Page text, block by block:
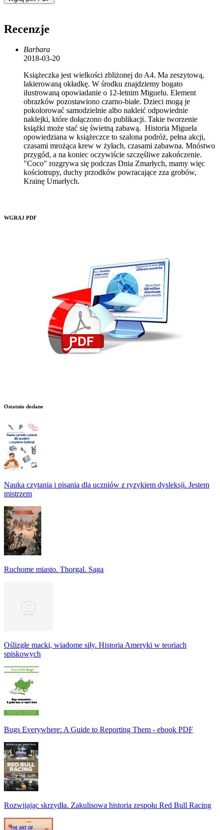
Recenzje
Barbara
2018-03-20
Książeczka jest wielkości zbliżonej do A4. Ma zeszytową,
lakierowaną okładkę. W środku znajdziemy bogato
ilustrowaną opowiadanie o 12-letnim Miguelu. Element
obrazków pozostawiono czarno-białe. Dzieci mogą je
pokolorować samodzielnie albo nakleić odpowiednie
naklejki, które dołączono do publikacji. Takie tworzenie
książki może stać się świetną zabawą. Historia Miguela
opowiedziana w książeczce to szalona podróż, pełna akcji,
czasami mrożąca krew w żyłach, czasami zabawna. Mnóstwo
przygód, a na koniec oczywiście szczęśliwe zakończenie.
"Coco" rozgrywa się podczas Dnia Zmarłych, mamy więc
kościotrupy, duchy przodków powracające zza grobów,
Krainę Umarłych.
WGRAJ PDF
Ostatnio dodane
Nauka czytania i pisania dla uczniów z ryzykiem dysleksji. Jestem
mistrzem
Ruchome miasto. Thorgal. Saga
Oślizgłe macki, wiadome siły. Historia Ameryki w teoriach
spiskowych
Bugs Everywhere: A Guide to Reporting Them - ebook PDF
Rozwijając skrzydła. Zakulisowa historia zespołu Red Bull Racing